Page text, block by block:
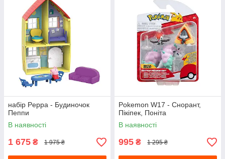
набір Peppa - Будиночок
Пеппи
В наявності
1 675 ₴ 1 975 ₴
Pokemon W17 - Снорант,
Пікіпек, Поніта
В наявності
995 ₴ 1 295 ₴